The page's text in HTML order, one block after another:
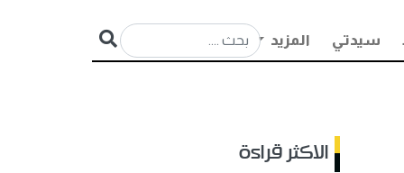
سيدتي المزيد
الاكثر قراءة